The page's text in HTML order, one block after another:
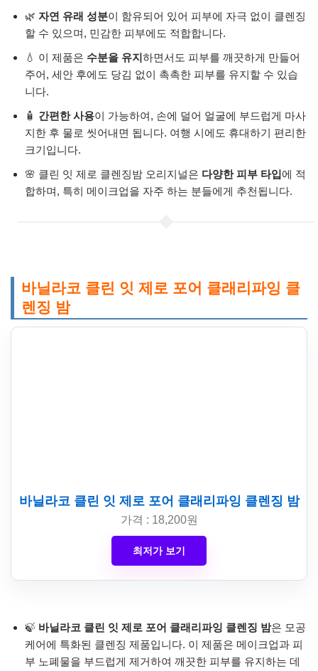
🌿 자연 유래 성분이 함유되어 있어 피부에 자극 없이 클렌징
할 수 있으며, 민감한 피부에도 적합합니다.
💧 이 제품은 수분을 유지하면서도 피부를 깨끗하게 만들어
주어, 세안 후에도 당김 없이 촉촉한 피부를 유지할 수 있습
니다.
🧴 간편한 사용이 가능하여, 손에 덜어 얼굴에 부드럽게 마사
지한 후 물로 씻어내면 됩니다. 여행 시에도 휴대하기 편리한
크기입니다.
🌸 클린 잇 제로 클렌징밤 오리지널은 다양한 피부 타입에 적
합하며, 특히 메이크업을 자주 하는 분들에게 추천됩니다.
바닐라코 클린 잇 제로 포어 클래리파잉 클
렌징 밤
바닐라코 클린 잇 제로 포어 클래리파잉 클렌징 밤
가격 : 18,200원
최저가 보기
🍃 바닐라코 클린 잇 제로 포어 클래리파잉 클렌징 밤은 모공
케어에 특화된 클렌징 제품입니다. 이 제품은 메이크업과 피
부 노폐물을 부드럽게 제거하여 깨끗한 피부를 유지하는 데